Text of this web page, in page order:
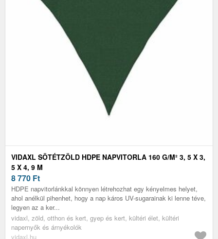
VIDAXL SÖTÉTZÖLD HDPE NAPVITORLA 160 G/M² 3, 5 X 3,
5 X 4, 9 M
8 770 Ft
HDPE napvitorlánkkal könnyen létrehozhat egy kényelmes helyet,
ahol anélkül pihenhet, hogy a nap káros UV-sugarainak ki lenne téve,
legyen az a ker...
vidaxl, zöld, otthon és kert, gyep és kert, kültéri élet, kültéri
napernyők és árnyékolók
vidaxl.hu